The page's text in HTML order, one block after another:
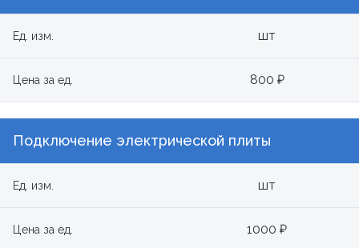
Ед. изм. шт
Цена за ед. 800 ₽
Подключение электрической плиты
Ед. изм. шт
Цена за ед. 1000 ₽